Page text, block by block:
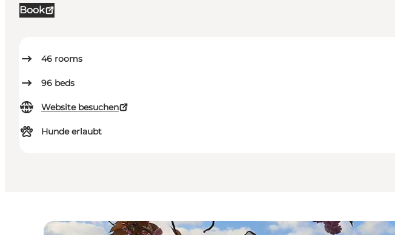
Book
46 rooms
96 beds
Website besuchen
Hunde erlaubt